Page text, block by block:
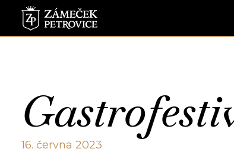
16. června 2023